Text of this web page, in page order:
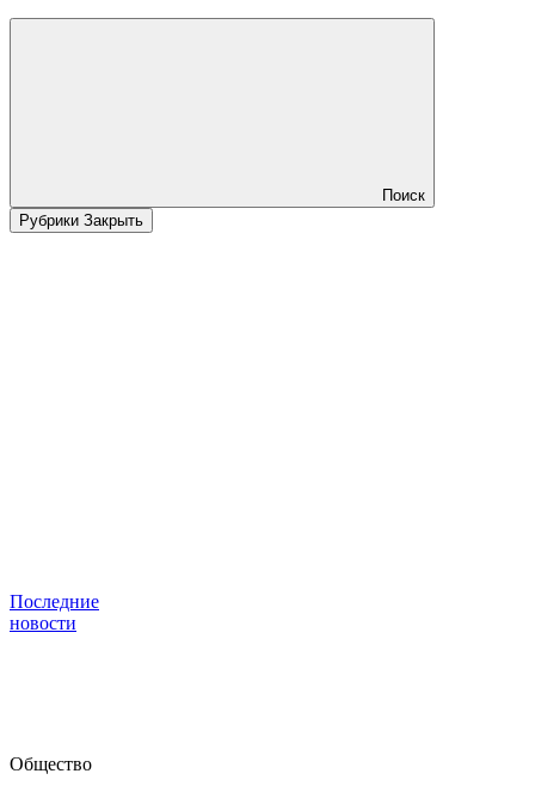
Поиск
Рубрики Закрыть
Последние
новости
Общество